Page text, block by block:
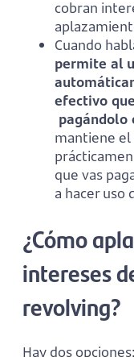
cobran
Cuando
permite al
efectivo
pagándolo
mantiene
que vas
a hacer uso
¿Cómo
intereses
revolving?
Hay dos opciones: